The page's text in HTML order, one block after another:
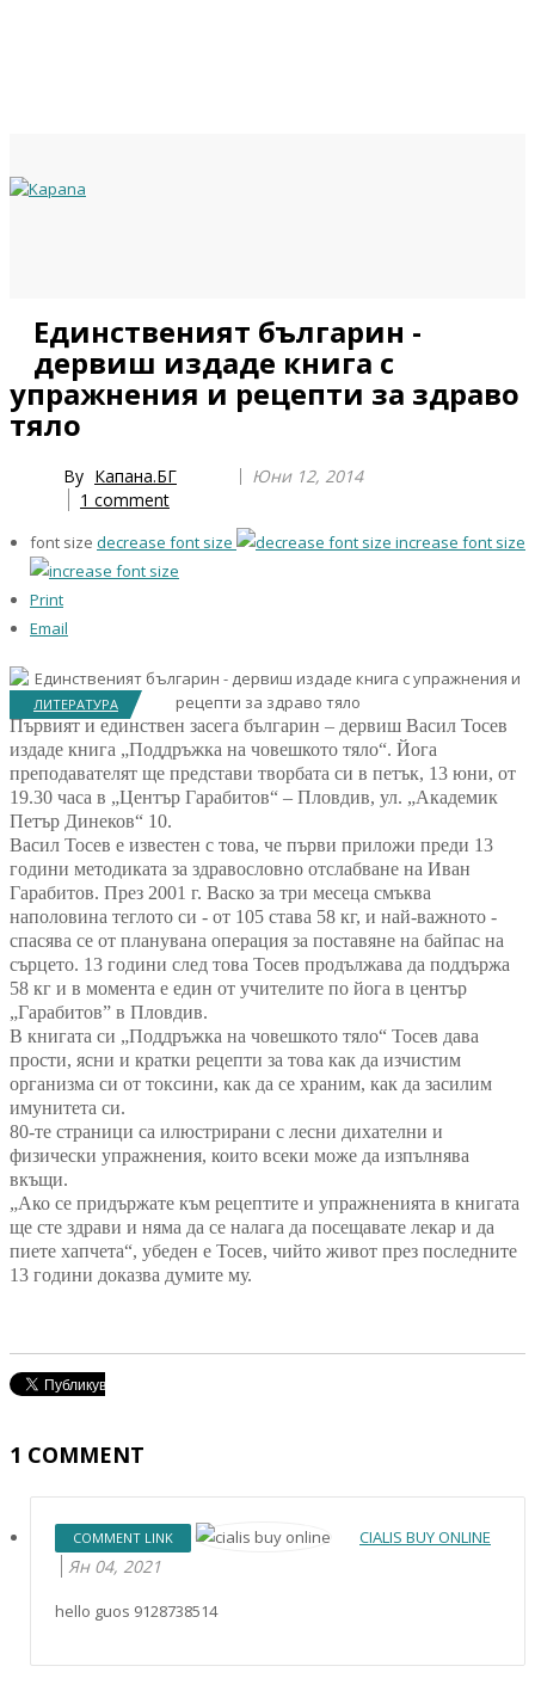
Единственият българин -
дервиш издаде книга с
упражнения и рецепти за здраво
тяло
By Капана.БГ
Юни 12, 2014
1 comment
font size decrease font size increase font size
Print
Email
ЛИТЕРАТУРА
Първият и единствен засега българин – дервиш Васил Тосев
издаде книга „Поддръжка на човешкото тяло“. Йога
преподавателят ще представи творбата си в петък, 13 юни, от
19.30 часа в „Център Гарабитов“ – Пловдив, ул. „Академик
Петър Динеков“ 10.
Васил Тосев е известен с това, че първи приложи преди 13
години методиката за здравословно отслабване на Иван
Гарабитов. През 2001 г. Васко за три месеца смъква
наполовина теглото си - от 105 става 58 кг, и най-важното -
спасява се от планувана операция за поставяне на байпас на
сърцето. 13 години след това Тосев продължава да поддържа
58 кг и в момента е един от учителите по йога в център
„Гарабитов” в Пловдив.
В книгата си „Поддръжка на човешкото тяло“ Тосев дава
прости, ясни и кратки рецепти за това как да изчистим
организма си от токсини, как да се храним, как да засилим
имунитета си.
80-те страници са илюстрирани с лесни дихателни и
физически упражнения, които всеки може да изпълнява
вкъщи.
„Ако се придържате към рецептите и упражненията в книгата
ще сте здрави и няма да се налага да посещавате лекар и да
пиете хапчета“, убеден е Тосев, чийто живот през последните
13 години доказва думите му.
1 COMMENT
COMMENT LINK CIALIS BUY ONLINE
Ян 04, 2021
hello guos 9128738514
Year
Month
Year
Month